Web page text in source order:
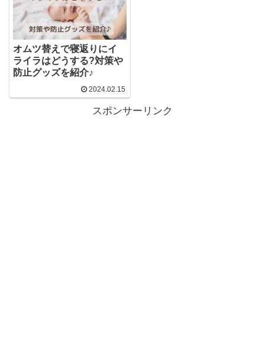
オムツ替えで寝返りにイ
ライラはどうする?対策や
防止グッズを紹介♪
2024.02.15
スポンサーリンク